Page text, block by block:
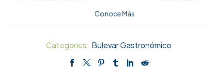
Conoce Más
Categories: Bulevar Gastronómico